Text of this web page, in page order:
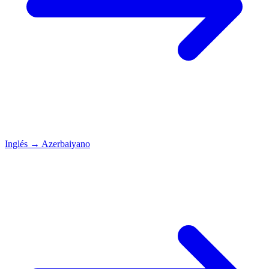
Inglés → Azerbaiyano